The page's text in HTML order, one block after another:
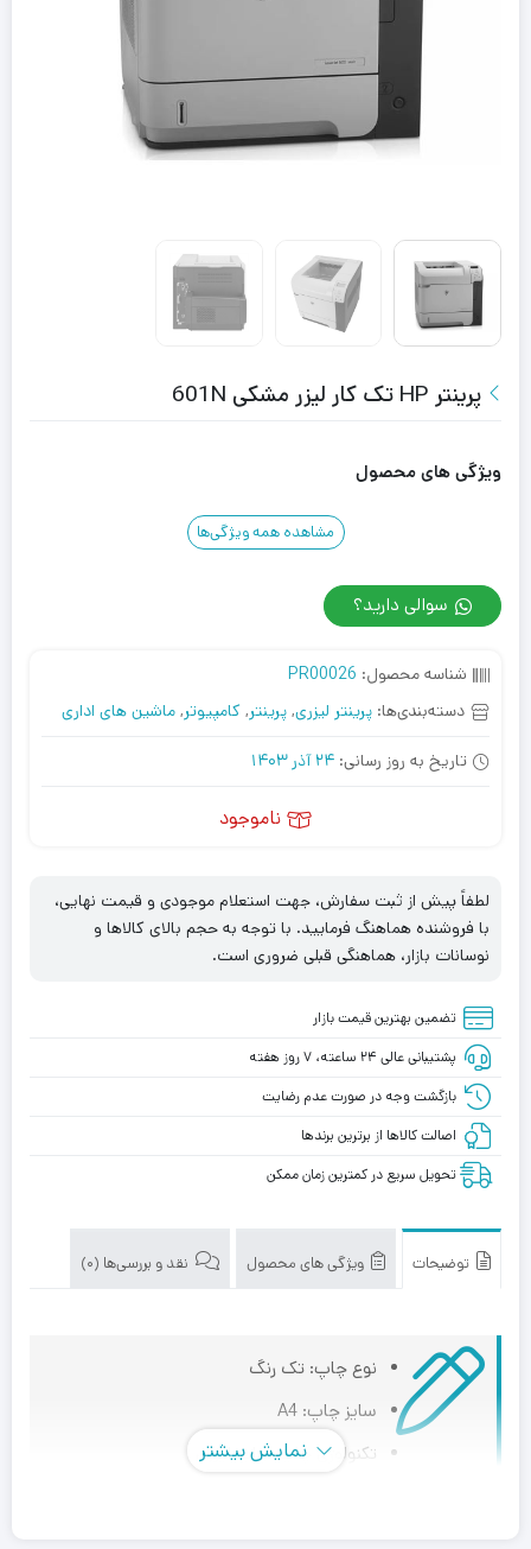
پرینتر HP تک کار لیزر مشکی 601N
ویژگی های محصول
مشاهده همه ویژگی‌ها
سوالی دارید؟
شناسه محصول: PR00026
دسته‌بندی‌ها: پرینتر لیزری, پرینتر, کامپیوتر, ماشین های اداری
تاریخ به روز رسانی: 24 آذر 1403
ناموجود
لطفاً پیش از ثبت سفارش، جهت استعلام موجودی و قیمت نهایی،
با فروشنده هماهنگ فرمایید. با توجه به حجم بالای کالاها و
نوسانات بازار، هماهنگی قبلی ضروری است.
تضمین بهترین قیمت بازار
پشتیبانی عالی ۲۴ ساعته، ۷ روز هفته
بازگشت وجه در صورت عدم رضایت
اصالت کالاها از برترین برندها
تحویل سریع در کمترین زمان ممکن
توضیحات ویژگی های محصول نقد و بررسی‌ها (0)
نوع چاپ: تک رنگ
سایز چاپ: A4
تکنولوژی چاپ: چاپ لیزری
نمایش بیشتر